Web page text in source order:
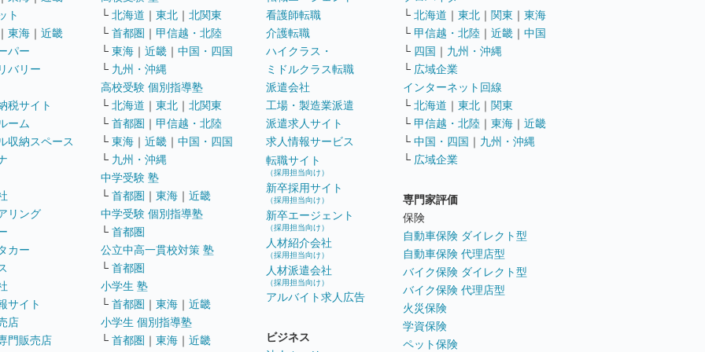
ト
東海 ｜ 近畿
パー
バリー
税サイト
ーム
収納スペース
リング
カー
サイト
店
門販売店
└ 北海道 ｜ 東北 ｜ 北関東
└ 首都圏 ｜ 甲信越・北陸
└ 東海 ｜ 近畿 ｜ 中国・四国
└ 九州・沖縄
高校受験 個別指導塾
└ 北海道 ｜ 東北 ｜ 北関東
└ 首都圏 ｜ 甲信越・北陸
└ 東海 ｜ 近畿 ｜ 中国・四国
└ 九州・沖縄
中学受験 塾
└ 首都圏 ｜ 東海 ｜ 近畿
中学受験 個別指導塾
└ 首都圏
公立中高一貫校対策 塾
└ 首都圏
小学生 塾
└ 首都圏 ｜ 東海 ｜ 近畿
小学生 個別指導塾
└ 首都圏 ｜ 東海 ｜ 近畿
看護師転職
介護転職
ハイクラス・
ミドルクラス転職
派遣会社
工場・製造業派遣
派遣求人サイト
求人情報サービス
転職サイト
（採用担当向け）
新卒採用サイト
（採用担当向け）
新卒エージェント
（採用担当向け）
人材紹介会社
（採用担当向け）
人材派遣会社
（採用担当向け）
アルバイト求人広告
ビジネス
└ 北海道 ｜ 東北 ｜ 関東 ｜ 東海
└ 甲信越・北陸 ｜ 近畿 ｜ 中国
└ 四国 ｜ 九州・沖縄
└ 広域企業
インターネット回線
└ 北海道 ｜ 東北 ｜ 関東
└ 甲信越・北陸 ｜ 東海 ｜ 近畿
└ 中国・四国 ｜ 九州・沖縄
└ 広域企業
専門家評価
保険
自動車保険 ダイレクト型
自動車保険 代理店型
バイク保険 ダイレクト型
バイク保険 代理店型
火災保険
学資保険
ペット保険